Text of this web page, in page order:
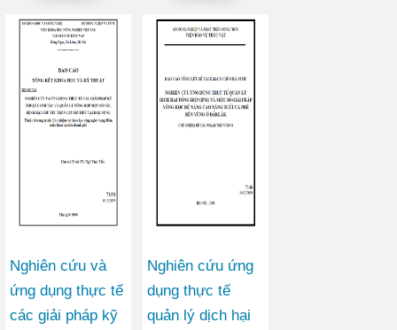
quan đến công
mại trên Website
của Bộ Công
phục vụ điều tra
trường
Nghiên cứu và
ứng dụng thực tế
các giải pháp kỹ
Nghiên cứu ứng
dụng thực tế
quản lý dịch hại